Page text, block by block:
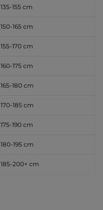
135-155 cm
150-165 cm
155-170 cm
160-175 cm
165-180 cm
170-185 cm
175-190 cm
180-195 cm
185-200+ cm